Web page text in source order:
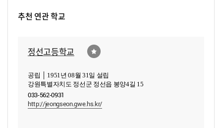
추천 연관 학교
정선고등학교
공립 │ 1951년 08월 31일 설립
강원특별자치도 정선군 정선읍 봉양4길 15
033-562-0931
http://jeongseon.gwe.hs.kr/